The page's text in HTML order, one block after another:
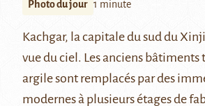
Photo du jour 1 minute
Kachgar, la capitale du sud du
vue du ciel. Les anciens
argile sont remplacés par des
modernes à plusieurs étages de